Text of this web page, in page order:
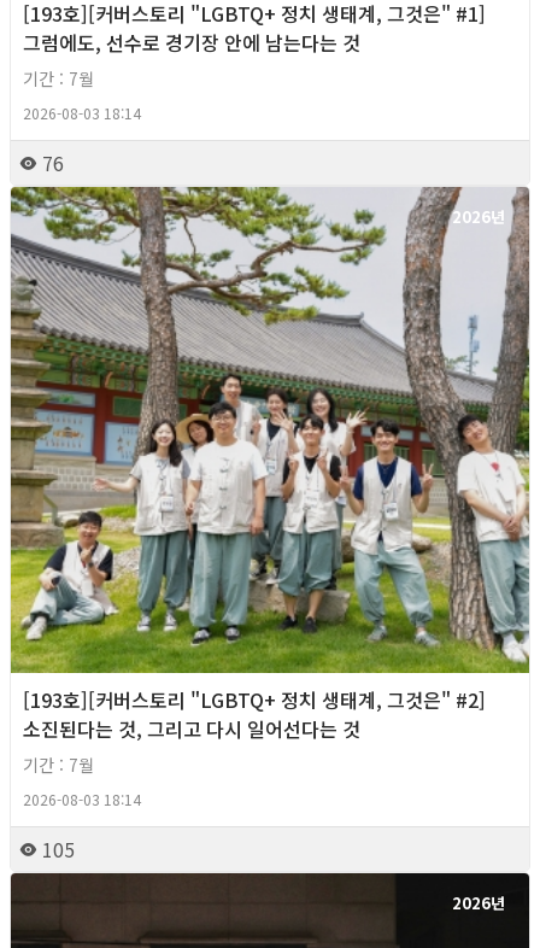
[193호][커버스토리 "LGBTQ+ 정치 생태계, 그것은" #1]
그럼에도, 선수로 경기장 안에 남는다는 것
기간 : 7월
2026-08-03 18:14
76
2026년
[193호][커버스토리 "LGBTQ+ 정치 생태계, 그것은" #2]
소진된다는 것, 그리고 다시 일어선다는 것
기간 : 7월
2026-08-03 18:14
105
2026년